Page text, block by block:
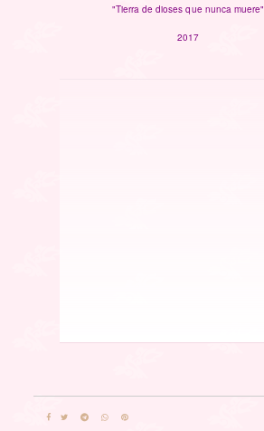
"Tierra de dioses que nunca muere"
2017